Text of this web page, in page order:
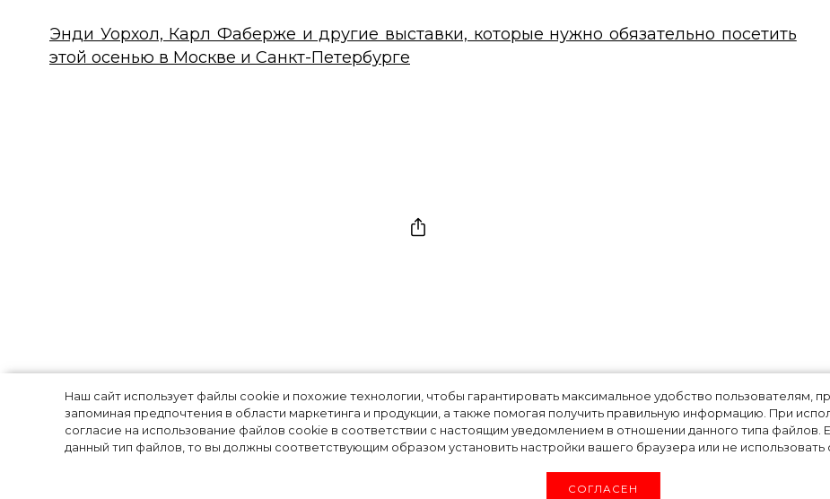
Наш сайт использует файлы cookie и похожие технологии, чтобы гарантировать максимальное удобство пользователям,
запоминая предпочтения в области маркетинга и продукции, а также помогая получить правильную информацию. При
согласие на использование файлов cookie в соответствии с настоящим уведомлением в отношении данного типа файлов.
данный тип файлов, то вы должны соответствующим образом установить настройки вашего браузера или не использовать
СОГЛАСЕН
Энди Уорхол, Карл Фаберже и другие выставки, которые нужно обязательно посетить
этой осенью в Москве и Санкт-Петербурге
Цветы, прозрачные платья и
этнические принты в показе Dior